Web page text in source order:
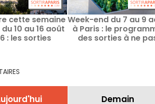
cette semaine
10 au 16 août
: les sorties
Week-end du 7 au 9
à Paris : le
des sorties à ne
Demain